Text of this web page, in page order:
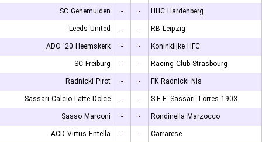
SC Genemuiden
- -
HHC Hardenberg
Leeds United
- -
RB Leipzig
ADO '20 Heemskerk
- -
Koninklijke HFC
SC Freiburg
- -
Racing Club Strasbourg
Radnicki Pirot
- -
FK Radnicki Nis
Sassari Calcio Latte Dolce
- -
S.E.F. Sassari Torres 1903
Sasso Marconi
- -
Rondinella Marzocco
ACD Virtus Entella
- -
Carrarese